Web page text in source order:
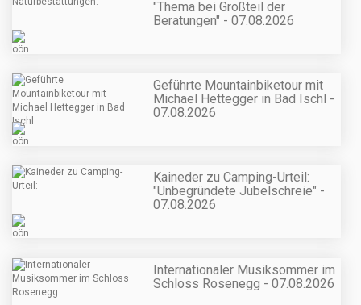
"Thema bei Großteil der
Beratungen" - 07.08.2026
Geführte Mountainbiketour mit
Michael Hettegger in Bad Ischl -
07.08.2026
Kaineder zu Camping-Urteil:
"Unbegründete Jubelschreie" -
07.08.2026
Internationaler Musiksommer im
Schloss Rosenegg - 07.08.2026